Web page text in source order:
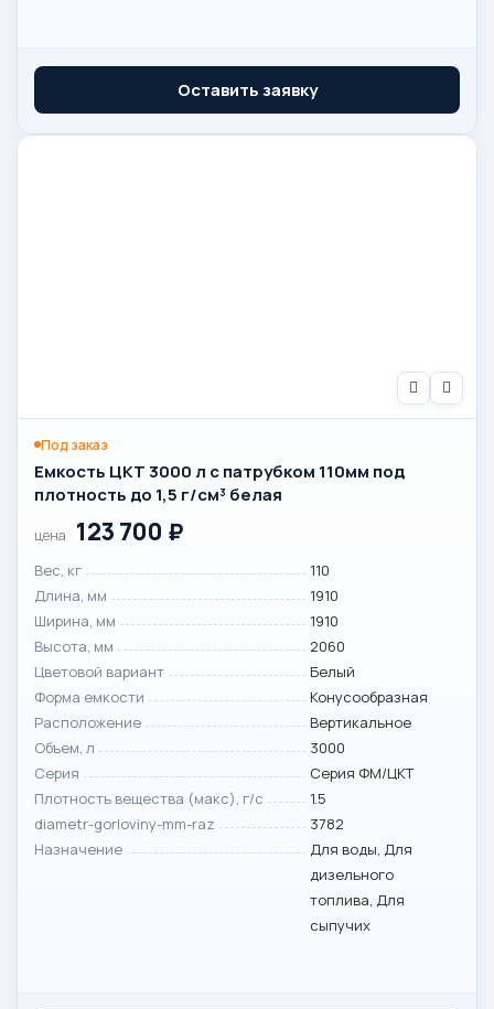
Оставить заявку
Под заказ
Емкость ЦКТ 3000 л с патрубком 110мм под
плотность до 1,5 г/см³ белая
цена 123 700 ₽
Вес, кг
110
Длина, мм
1910
Ширина, мм
1910
Высота, мм
2060
Цветовой вариант
Белый
Форма емкости
Конусообразная
Расположение
Вертикальное
Объем, л
3000
Серия
Серия ФМ/ЦКТ
Плотность вещества (макс), г/с
1.5
diametr-gorloviny-mm-raz
3782
Назначение
Для воды, Для
дизельного
топлива, Для
сыпучих